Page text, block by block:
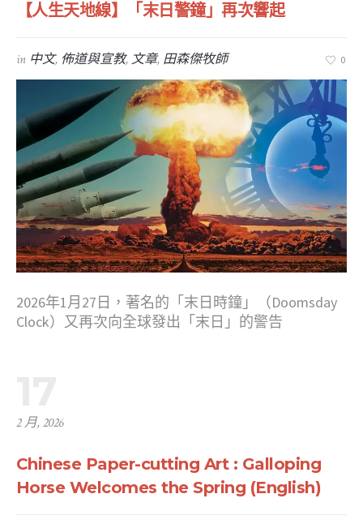
【人生天地線】「末日警鐘」再次響起
in 中文, 佈道與宣教,文章, 田森傑牧師 0
2026年1月27日，著名的「末日時鐘」（Doomsday
Clock）又再次向全球發出「末日」的警告
2 月, 2026
Chinese Paper-cutting Art : Galloping
Horse Welcomes the Spring (English)